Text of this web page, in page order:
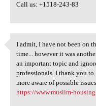
Call us: +1518-243-83
I admit, I have not
I admit, I have not been on
time... however it was
an important topic and
professionals. I thank you
more aware of possible
https://www.muslim-